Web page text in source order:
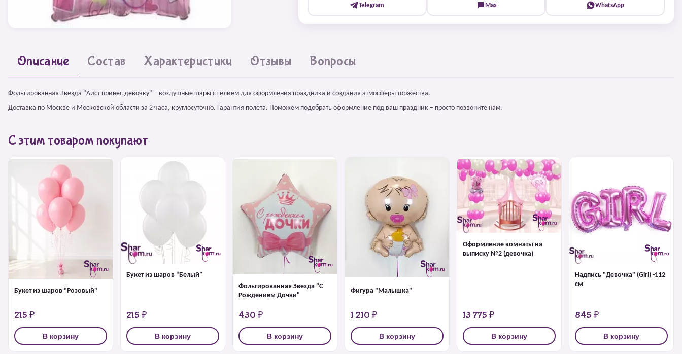
Telegram Max WhatsApp
Описание Состав Характеристики Отзывы Вопросы
Фольгированная Звезда "Аист принес девочку" – воздушные шары с гелием для оформления праздника и создания атмосферы торжества.
Доставка по Москве и Московской области за 2 часа, круглосуточно. Гарантия полёта. Поможем подобрать оформление под ваш праздник – просто позвоните нам.
С этим товаром покупают
Букет из шаров "Розовый"
215 ₽
В корзину
Букет из шаров “Белый”
215 ₽
В корзину
Фольгированная Звезда "С
Рождением Дочки"
430 ₽
В корзину
Фигура "Малышка"
1 210 ₽
В корзину
Оформление комнаты на
выписку №2 (девочка)
13 775 ₽
В корзину
Надпись "Девочка" (Girl) -112
см
845 ₽
В корзину